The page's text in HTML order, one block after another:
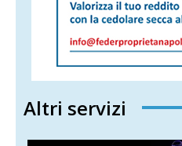
Altri servizi